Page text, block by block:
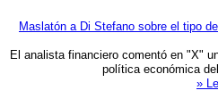
Maslatón a Di Stefano sobre el tipo
El analista financiero comentó en "X"
política económica
»